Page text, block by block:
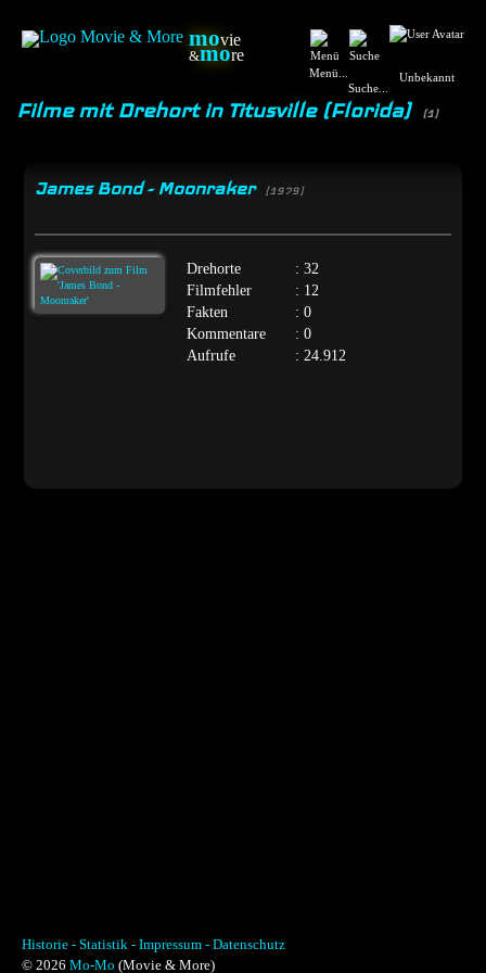
movie
&more
Menü...
Suche...
Unbekannt
Filme mit Drehort in Titusville (Florida) (1)
James Bond - Moonraker [1979]
Drehorte
: 32
Filmfehler
: 12
Fakten
: 0
Kommentare
: 0
Aufrufe
: 24.912
Historie - Statistik - Impressum - Datenschutz
© 2026 Mo-Mo (Movie & More)